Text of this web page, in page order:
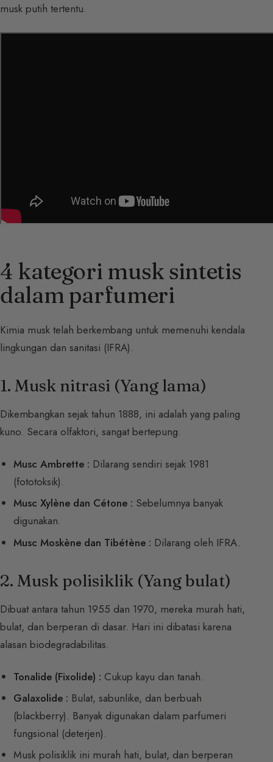
musk putih tertentu.
4 kategori musk sintetis
dalam parfumeri
Kimia musk telah berkembang untuk memenuhi kendala
lingkungan dan sanitasi (IFRA).
1. Musk nitrasi (Yang lama)
Dikembangkan sejak tahun 1888, ini adalah yang paling
kuno. Secara olfaktori, sangat bertepung.
Musc Ambrette : Dilarang sendiri sejak 1981
(fototoksik).
Musc Xylène dan Cétone : Sebelumnya banyak
digunakan.
Musc Moskène dan Tibétène : Dilarang oleh IFRA.
2. Musk polisiklik (Yang bulat)
Dibuat antara tahun 1955 dan 1970, mereka murah hati,
bulat, dan berperan di dasar. Hari ini dibatasi karena
alasan biodegradabilitas.
Tonalide (Fixolide) : Cukup kayu dan tanah.
Galaxolide : Bulat, sabunlike, dan berbuah
(blackberry). Banyak digunakan dalam parfumeri
fungsional (deterjen).
Musk polisiklik ini murah hati, bulat, dan berperan